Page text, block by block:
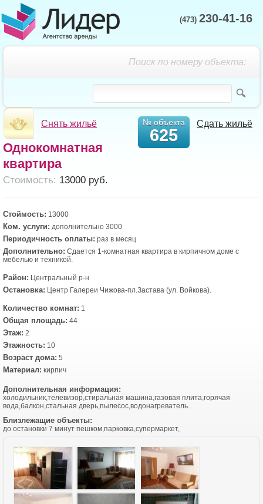
(473) 230-41-16
Поиск по номеру объекта:
Снять жильё Сдать жильё
№ объекта
625
Однокомнатная
квартира
Cтоимость: 13000 руб.
Стоймость: 13000
Ком. услуги: дополнительно 3000
Периодичность оплаты: раз в месяц
Дополнительно: Сдается 1-комнатная квартира в кирпичном доме с
мебелью и техникой.
Район: Центральный р-н
Остановка: Центр Галереи Чижова-пл.Застава (ул. Войкова).
Количество комнат: 1
Общая площадь: 44
Этаж: 2
Этажность: 10
Возраст дома: 5
Материал: кирпич
Дополнительная информация:
холодильник,телевизор,стиральная машина,газовая плита,горячая
вода,балкон,стальная дверь,пылесос,водонагреватель.
Близлежащие объекты:
до остановки 7 минут пешком,парковка,супермаркет,